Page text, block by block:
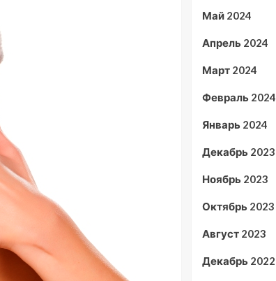
Май 2024
Апрель 2024
Март 2024
Февраль 2024
Январь 2024
Декабрь 2023
Ноябрь 2023
Октябрь 2023
Август 2023
Декабрь 2022